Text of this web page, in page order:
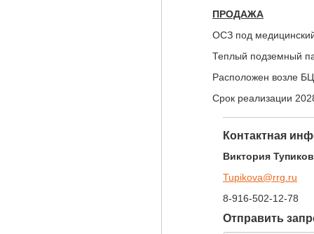
ПРОДАЖА
ОСЗ под
Теплый подземный
Расположен возле
Срок реализации
Контактная
Виктория
Tupikova@rrg.ru
8-916-502-12-78
Отправить